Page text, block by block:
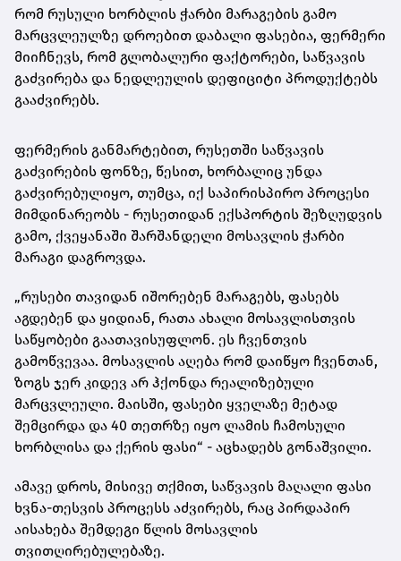
რომ რუსული ხორბლის ჭარბი მარაგების გამო
მარცვლეულზე დროებით დაბალი ფასებია, ფერმერი
მიიჩნევს, რომ გლობალური ფაქტორები, საწვავის
გაძვირება და ნედლეულის დეფიციტი პროდუქტებს
გააძვირებს.
ფერმერის განმარტებით, რუსეთში საწვავის
გაძვირების ფონზე, წესით, ხორბალიც უნდა
გაძვირებულიყო, თუმცა, იქ საპირისპირო პროცესი
მიმდინარეობს - რუსეთიდან ექსპორტის შეზღუდვის
გამო, ქვეყანაში შარშანდელი მოსავლის ჭარბი
მარაგი დაგროვდა.
„რუსები თავიდან იშორებენ მარაგებს, ფასებს
აგდებენ და ყიდიან, რათა ახალი მოსავლისთვის
საწყობები გაათავისუფლონ. ეს ჩვენთვის
გამოწვევაა. მოსავლის აღება რომ დაიწყო ჩვენთან,
ზოგს ჯერ კიდევ არ ჰქონდა რეალიზებული
მარცვლეული. მაისში, ფასები ყველაზე მეტად
შემცირდა და 40 თეთრზე იყო ლამის ჩამოსული
ხორბლისა და ქერის ფასი“ - აცხადებს გონაშვილი.
ამავე დროს, მისივე თქმით, საწვავის მაღალი ფასი
ხვნა-თესვის პროცესს აძვირებს, რაც პირდაპირ
აისახება შემდეგი წლის მოსავლის
თვითღირებულებაზე.